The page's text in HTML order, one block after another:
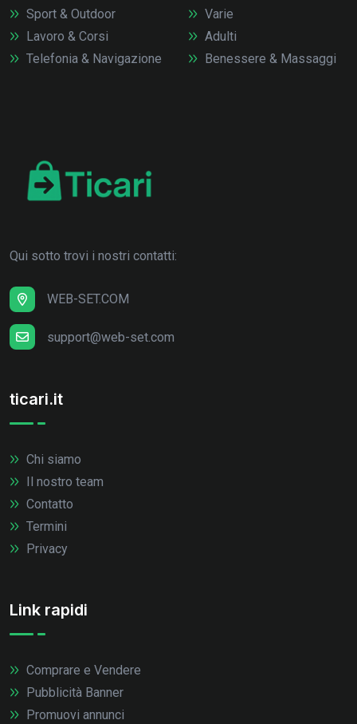
Sport & Outdoor
Lavoro & Corsi
Telefonia & Navigazione
Varie
Adulti
Benessere & Massaggi
Qui sotto trovi i nostri contatti:
WEB-SET.COM
support@web-set.com
ticari.it
Chi siamo
Il nostro team
Contatto
Termini
Privacy
Link rapidi
Comprare e Vendere
Pubblicità Banner
Promuovi annunci